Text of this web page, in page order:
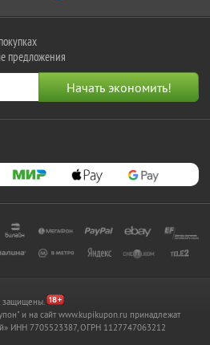
предложения
защищены.
и на сайт www.kupikupon.ru принадлежат
ИНН 7705523387, ОГРН 1127747063212